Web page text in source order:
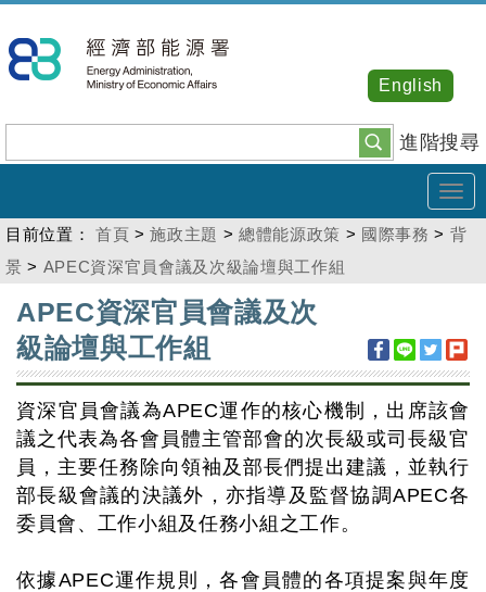
到
主
內
容
進階搜尋
English
目前位置： 首頁 >施政主題 >總體能源政策 > 國際事務 > 背
景 > APEC資深官員會議及次級論壇與工作組
APEC資深官員會議及次
級論壇與工作組
資深官員會議為APEC運作的核心機制，出席該會
議之代表為各會員體主管部會的次長級或司長級官
員，主要任務除向領袖及部長們提出建議，並執行
部長級會議的決議外，亦指導及監督協調APEC各
委員會、工作小組及任務小組之工作。
依據APEC運作規則，各會員體的各項提案與年度